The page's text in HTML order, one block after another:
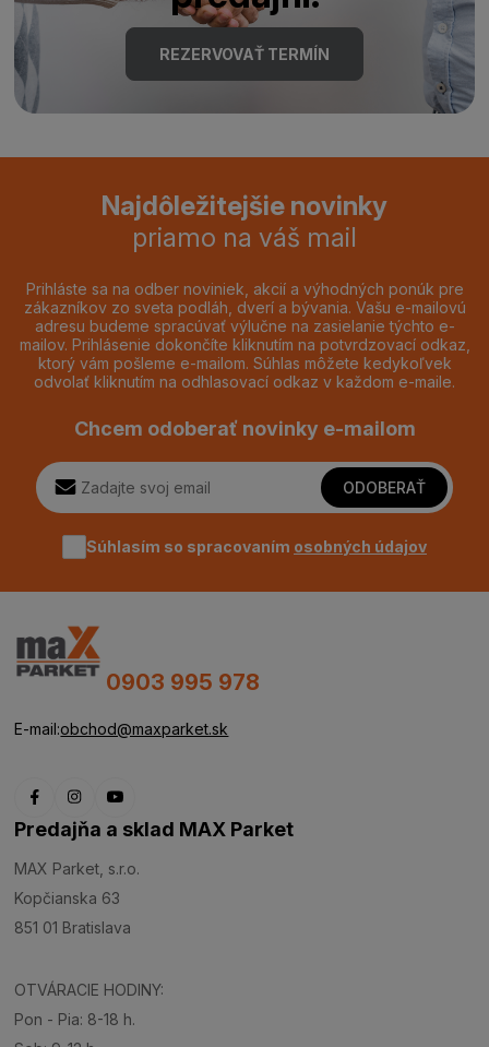
REZERVOVAŤ TERMÍN
Najdôležitejšie novinky
priamo na váš mail
Prihláste sa na odber noviniek, akcií a výhodných ponúk pre
zákazníkov zo sveta podláh, dverí a bývania. Vašu e-mailovú
adresu budeme spracúvať výlučne na zasielanie týchto e-
mailov. Prihlásenie dokončíte kliknutím na potvrdzovací odkaz,
ktorý vám pošleme e-mailom. Súhlas môžete kedykoľvek
odvolať kliknutím na odhlasovací odkaz v každom e-maile.
Chcem odoberať novinky e-mailom
ODOBERAŤ
Súhlasím so spracovaním osobných údajov
0903 995 978
E-mail:obchod@maxparket.sk
Predajňa a sklad MAX Parket
MAX Parket, s.r.o.
Kopčianska 63
851 01 Bratislava
OTVÁRACIE HODINY:
Pon - Pia: 8-18 h.